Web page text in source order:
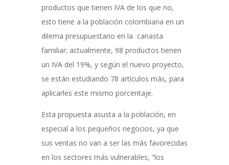
productos que tienen IVA de los que no,
esto tiene a la población colombiana en un
dilema presupuestario en la canasta
familiar; actualmente, 98 productos tienen
un IVA del 19%, y según el nuevo proyecto,
se están estudiando 78 artículos más, para
aplicarles este mismo porcentaje.
Esta propuesta asusta a la población, en
especial a los pequeños negocios, ya que
sus ventas no van a ser las más favorecidas
en los sectores más vulnerables, “los